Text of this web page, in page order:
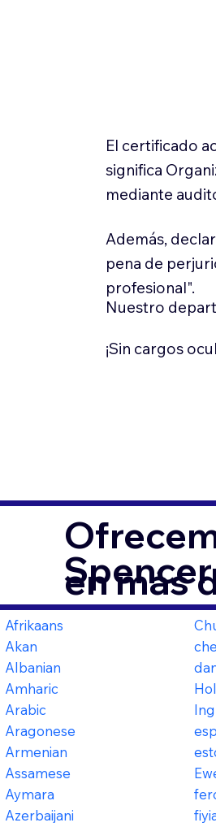
El certificado
significa
mediante
Además,
pena de
profesional".
Nuestro
¡Sin cargos
en más
Afrikaans
Akan
Albanian
Amharic
Arabic
Aragonese
Armenian
Assamese
Aymara
Azerbaijani